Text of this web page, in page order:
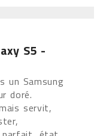
S5 -
un Samsung
doré.
servit,